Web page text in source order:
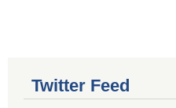
Twitter Feed